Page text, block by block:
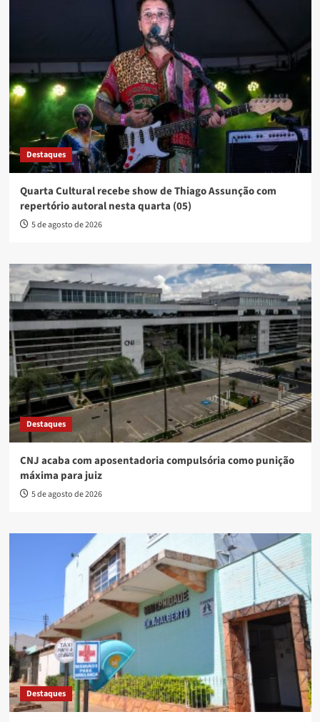
Destaques
Quarta Cultural recebe show de Thiago Assunção com
repertório autoral nesta quarta (05)
5 de agosto de 2026
Destaques
CNJ acaba com aposentadoria compulsória como punição
máxima para juiz
5 de agosto de 2026
Destaques